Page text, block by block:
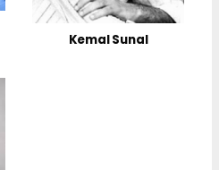
Kemal Sunal